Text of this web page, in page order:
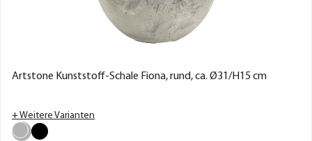
Artstone Kunststoff-Schale Fiona, rund, ca. Ø31/H15 cm
+ Weitere Varianten